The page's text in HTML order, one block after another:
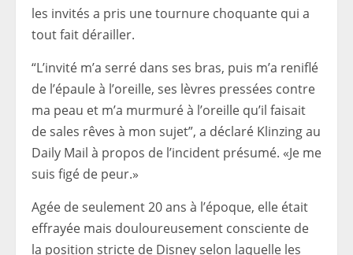
les invités a pris une tournure choquante qui a
tout fait dérailler.
“L’invité m’a serré dans ses bras, puis m’a reniflé
de l’épaule à l’oreille, ses lèvres pressées contre
ma peau et m’a murmuré à l’oreille qu’il faisait
de sales rêves à mon sujet”, a déclaré Klinzing au
Daily Mail à propos de l’incident présumé. «Je me
suis figé de peur.»
Agée de seulement 20 ans à l’époque, elle était
effrayée mais douloureusement consciente de
la position stricte de Disney selon laquelle les